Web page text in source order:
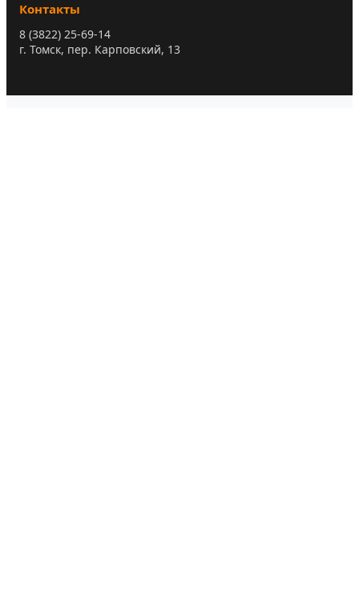
Контакты
8 (3822) 25-69-14
г. Томск, пер. Карповский, 13